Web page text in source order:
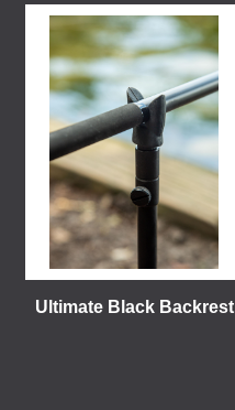
Ultimate Black Backrest